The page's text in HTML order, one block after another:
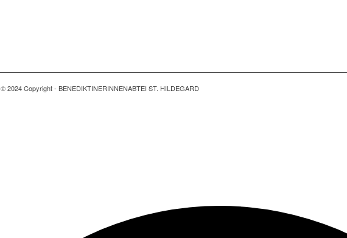
© 2024 Copyright - BENEDIKTINERINNENABTEI ST. HILDEGARD